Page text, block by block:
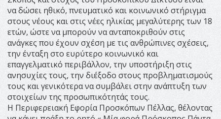
να δώσει ηθικό, πνευματικό και κοινωνικό στήριγμα
στους νέους και στις νέες ηλικίας μεγαλύτερης των 18
ετών, ώστε να μπορούν να ανταποκριθούν στις
ανάγκες που έχουν σχέση με τις ανθρώπινες σχέσεις,
την ένταξη στο ευρύτερο κοινωνικό και
επαγγελματικό περιβάλλον, την υποστήριξη στις
ανησυχίες τους, την διέξοδο στους προβληματισμούς
τους και γενικότερα να συμβάλει στην ανάπτυξη των
στοιχείων της προσωπικότητάς τους.
Η Περιφερειακή Εφορία Προσκόπων Πέλλας, θέλοντας